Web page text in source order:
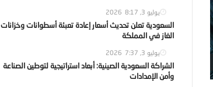
يوليو 3, 2026 8:17
السعودية تعلن تحديث أسعار إعادة تعبئة أسطوانات وخزانات
الغاز في المملكة
يوليو 3, 2026 7:37
الشراكة السعودية الصينية: أبعاد استراتيجية لتوطين الصناعة
وأمن الإمدادات